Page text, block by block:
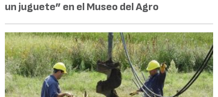
un juguete” en el Museo del Agro